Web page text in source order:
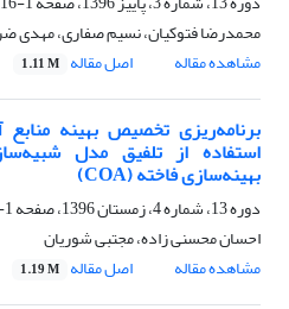
محمدرضا فتوکیان، نسیم صفاری، مهدی
مشاهده مقاله
اصل مقاله 1.11 M
برنامه‌ریزی تخصیص بهینه
بهینه‌سازی فاخته (COA)
دوره 13، شماره 4، زمستان 1396، صفحه
1-16
احسان محسنی زاده، مجتبی شوریان
مشاهده مقاله
اصل مقاله 1.19 M